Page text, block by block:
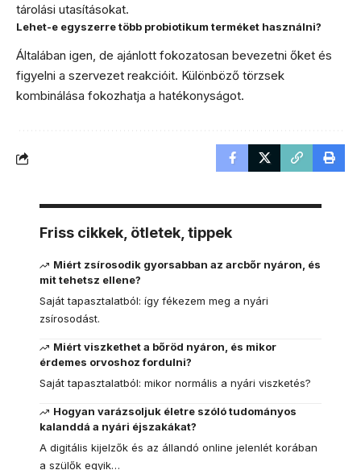
tárolási utasításokat.
Lehet-e egyszerre több probiotikum terméket használni?
Általában igen, de ajánlott fokozatosan bevezetni őket és
figyelni a szervezet reakcióit. Különböző törzsek
kombinálása fokozhatja a hatékonyságot.
Friss cikkek, ötletek, tippek
Miért zsírosodik gyorsabban az arcbőr nyáron, és
mit tehetsz ellene?
Saját tapasztalatból: így fékezem meg a nyári
zsírosodást.
Miért viszkethet a bőröd nyáron, és mikor
érdemes orvoshoz fordulni?
Saját tapasztalatból: mikor normális a nyári viszketés?
Hogyan varázsoljuk életre szóló tudományos
kalanddá a nyári éjszakákat?
A digitális kijelzők és az állandó online jelenlét korában
a szülők egyik…